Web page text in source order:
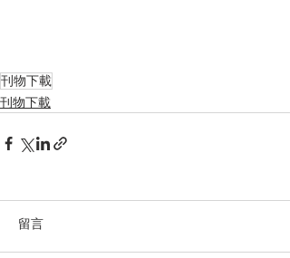
刊物下載
刊物下載
留言